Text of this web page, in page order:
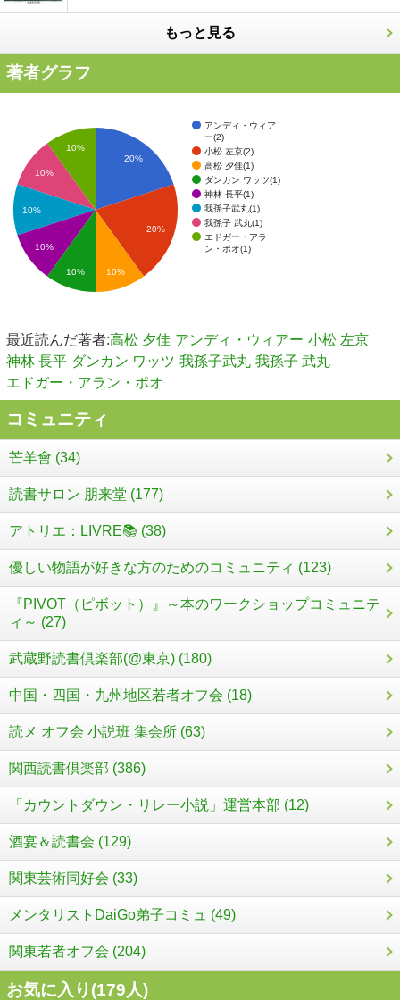
もっと見る
著者グラフ
アンディ・ウィア
ー(2)
小松 左京(2)
高松 夕佳(1)
ダンカン ワッツ(1)
神林 長平(1)
我孫子武丸(1)
我孫子 武丸(1)
エドガー・アラ
ン・ポオ(1)
20%
20%
10%
10%
10%
10%
10% 10%
最近読んだ著者:高松 夕佳 アンディ・ウィアー 小松 左京
神林 長平 ダンカン ワッツ 我孫子武丸 我孫子 武丸
エドガー・アラン・ポオ
コミュニティ
芒羊會 (34)
読書サロン 朋来堂 (177)
アトリエ：LIVRE📚 (38)
優しい物語が好きな方のためのコミュニティ (123)
『PIVOT（ピボット）』～本のワークショップコミュニテ
ィ～ (27)
武蔵野読書倶楽部(@東京) (180)
中国・四国・九州地区若者オフ会 (18)
読メ オフ会 小説班 集会所 (63)
関西読書倶楽部 (386)
「カウントダウン・リレー小説」運営本部 (12)
酒宴＆読書会 (129)
関東芸術同好会 (33)
メンタリストDaiGo弟子コミュ (49)
関東若者オフ会 (204)
お気に入り(179人)